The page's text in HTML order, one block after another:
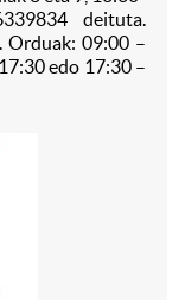
deituta.
Orduak: 09:00 –
edo 17:30 –